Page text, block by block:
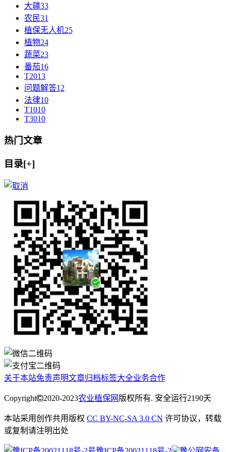
大疆33
农民31
植保无人机25
植物24
蔬菜23
番茄16
T2013
问题解答12
法律10
T1010
T3010
热门文章
目录[+]
关于本站免责声明文章归档标签大全业务合作
Copyright 2020-2023农业植保网 版权所有. 安全运行2190天
本站采用创作共用版权 CC BY-NC-SA 3.0 CN 许可协议，转载
或复制请注明出处